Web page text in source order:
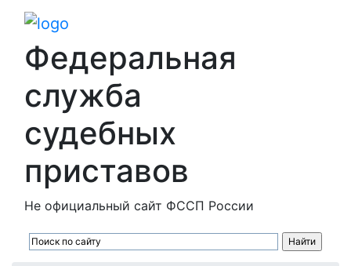
Федеральная
служба
судебных
приставов
Не официальный сайт ФССП России